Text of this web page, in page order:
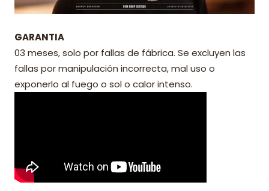
GARANTIA
03 meses, solo por fallas de fábrica. Se excluyen las
fallas por manipulación incorrecta, mal uso o
exponerlo al fuego o sol o calor intenso.